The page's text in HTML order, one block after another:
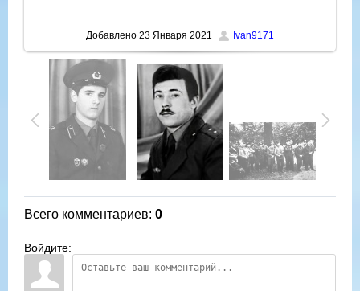
Добавлено 23 Января 2021 Ivan9171
Всего комментариев: 0
Войдите: